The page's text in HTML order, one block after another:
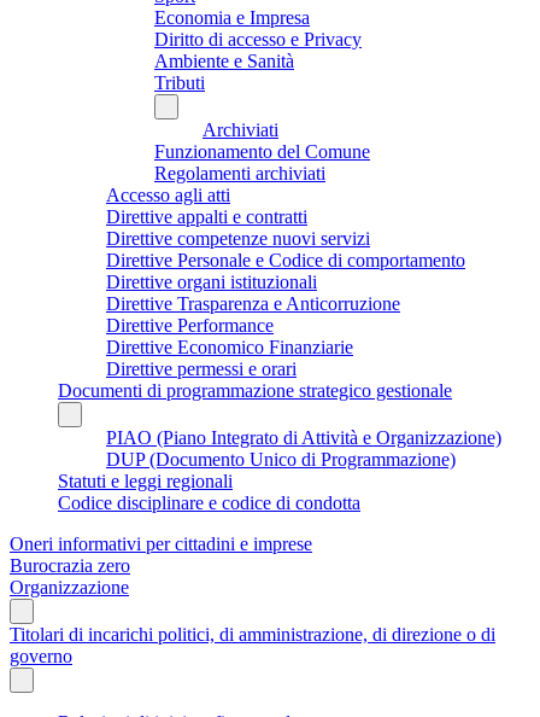
Economia e Impresa
Diritto di accesso e Privacy
Ambiente e Sanità
Tributi
Archiviati
Funzionamento del Comune
Regolamenti archiviati
Accesso agli atti
Direttive appalti e contratti
Direttive competenze nuovi servizi
Direttive Personale e Codice di comportamento
Direttive organi istituzionali
Direttive Trasparenza e Anticorruzione
Direttive Performance
Direttive Economico Finanziarie
Direttive permessi e orari
Documenti di programmazione strategico gestionale
PIAO (Piano Integrato di Attività e Organizzazione)
DUP (Documento Unico di Programmazione)
Statuti e leggi regionali
Codice disciplinare e codice di condotta
Oneri informativi per cittadini e imprese
Burocrazia zero
Organizzazione
Titolari di incarichi politici, di amministrazione, di direzione o di
governo